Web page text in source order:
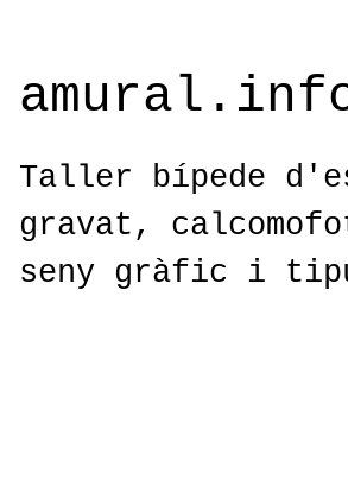
Taller bípede
gravat,
seny gràfic i